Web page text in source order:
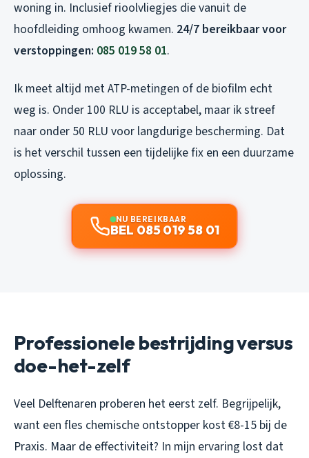
woning in. Inclusief rioolvliegjes die vanuit de
hoofdleiding omhoog kwamen. 24/7 bereikbaar voor
verstoppingen: 085 019 58 01.
Ik meet altijd met ATP-metingen of de biofilm echt
weg is. Onder 100 RLU is acceptabel, maar ik streef
naar onder 50 RLU voor langdurige bescherming. Dat
is het verschil tussen een tijdelijke fix en een duurzame
oplossing.
NU BEREIKBAAR
BEL 085 019 58 01
Professionele bestrijding versus
doe-het-zelf
Veel Delftenaren proberen het eerst zelf. Begrijpelijk,
want een fles chemische ontstopper kost €8-15 bij de
Praxis. Maar de effectiviteit? In mijn ervaring lost dat